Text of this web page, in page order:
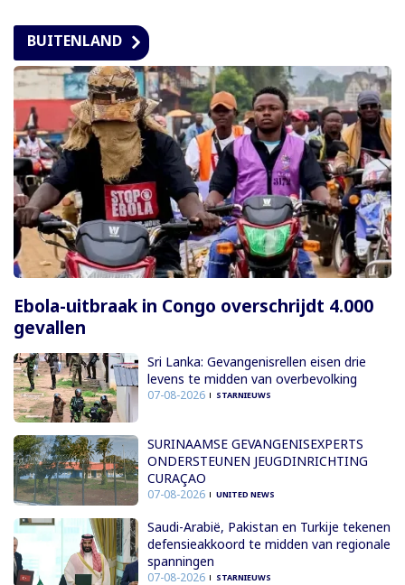
BUITENLAND
Ebola-uitbraak in Congo overschrijdt 4.000
gevallen
Sri Lanka: Gevangenisrellen eisen drie
levens te midden van overbevolking
07-08-2026 STARNIEUWS
SURINAAMSE GEVANGENISEXPERTS
ONDERSTEUNEN JEUGDINRICHTING
CURAÇAO
07-08-2026 UNITED NEWS
Saudi-Arabië, Pakistan en Turkije tekenen
defensieakkoord te midden van regionale
spanningen
07-08-2026 STARNIEUWS